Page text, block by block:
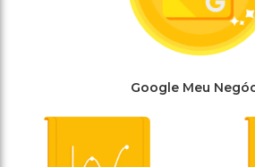
Google Meu